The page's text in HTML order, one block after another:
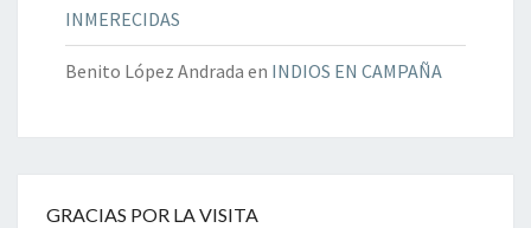
INMERECIDAS
Benito López Andrada en INDIOS EN CAMPAÑA
GRACIAS POR LA VISITA